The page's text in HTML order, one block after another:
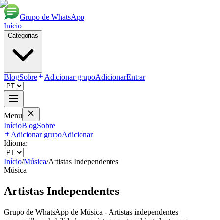
Grupo de WhatsApp
Início
Categorias
BlogSobre Adicionar grupoAdicionarEntrar
Menu
InícioBlogSobre
Adicionar grupoAdicionar
Idioma:
Início/Música/Artistas Independentes
Música
Artistas Independentes
Grupo de WhatsApp de Música - Artistas independentes